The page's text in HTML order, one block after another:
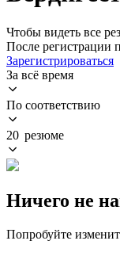
Чтобы видеть все
После регистрации
Зарегистрироваться
За всё время
По соответствию
20 резюме
Ничего не
Попробуйте